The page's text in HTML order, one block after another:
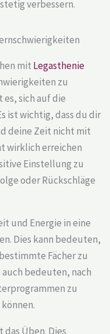
verbessern.
mit Legasthenie
zu
sich auf die
ist wichtig, dass du dir
deine Zeit nicht mit
wirklich erreichen
Einstellung zu
oder Rückschläge
und Energie in eine
Dies kann bedeuten,
Fächer zu
auch bedeuten, nach
zu
Üben. Dies